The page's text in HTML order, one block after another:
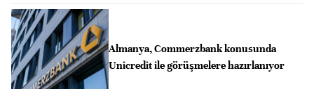
Almanya, Commerzbank konusunda
Unicredit ile görüşmelere hazırlanıyor